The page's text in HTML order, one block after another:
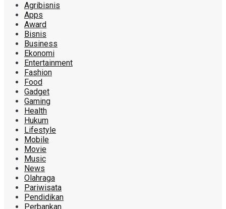
Agribisnis
Apps
Award
Bisnis
Business
Ekonomi
Entertainment
Fashion
Food
Gadget
Gaming
Health
Hukum
Lifestyle
Mobile
Movie
Music
News
Olahraga
Pariwisata
Pendidikan
Perbankan